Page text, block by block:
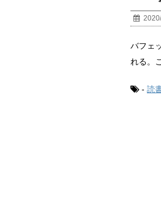
バフェ
れる。
- 読